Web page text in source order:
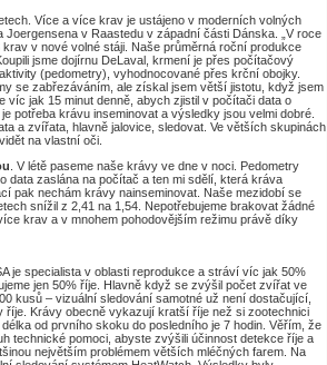
Více a více krav je ustájeno v moderních volných
v Raastedu v západní části Dánska. „V roce
v nové volné stáji. Naše průměrná roční produkce
jsme dojírnu DeLaval, krmení je přes počítačový
(pedometry), vyhodnocované přes krční obojky.
se zabřezáváním, ale získal jsem větší jistotu, když jsem
víc jak 15 minut denně, abych zjistil v počítači data o
potřeba krávu inseminovat a výsledky jsou velmi dobré.
a zvířata, hlavně jalovice, sledovat. Ve větších skupinách
na vlastní oči.
. V létě paseme naše krávy ve dne v noci. Pedometry
data zaslána na počítač a ten mi sdělí, která kráva
pak nechám krávy nainseminovat. Naše mezidobí se
snížil z 2,41 na 1,54. Nepotřebujeme brakovat žádné
krav a v mnohem pohodovějším režimu právě díky
je specialista v oblasti reprodukce a stráví víc jak 50%
jen 50% říje. Hlavně když se zvýšil počet zvířat ve
kusů – vizuální sledování samotné už není dostačující,
Krávy obecně vykazují kratší říje než si zootechnici
od prvního skoku do posledního je 7 hodin. Věřím, že
technické pomoci, abyste zvýšili účinnost detekce říje a
největším problémem větších mléčných farem. Na